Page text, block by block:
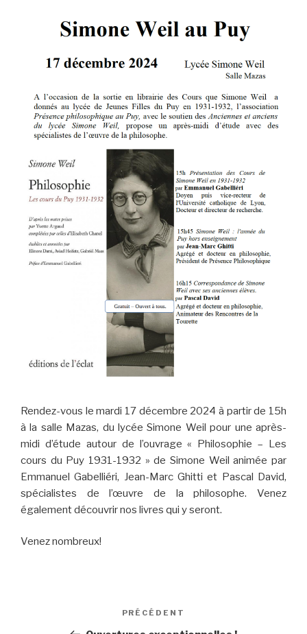
Rendez-vous le mardi 17 décembre 2024 à partir de 15h
à la salle Mazas, du lycée Simone Weil pour une après-
midi d’étude autour de l’ouvrage « Philosophie – Les
cours du Puy 1931-1932 » de Simone Weil animée par
Emmanuel Gabelliéri, Jean-Marc Ghitti et Pascal David,
spécialistes de l’œuvre de la philosophe. Venez
également découvrir nos livres qui y seront.
Venez nombreux!
Article
précédent
PRÉCÉDENT